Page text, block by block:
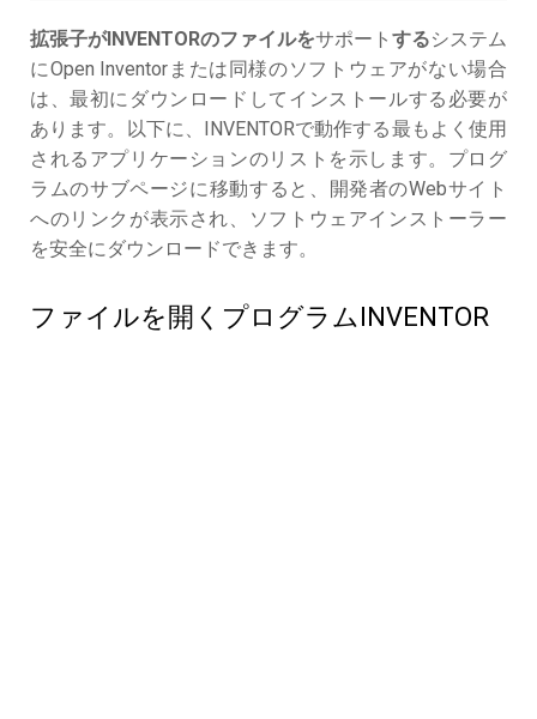
拡張子がINVENTORのファイルをサポート するシステム
にOpen Inventorまたは同様のソフトウェアがない場合
は、最初にダウンロードしてインストールする必要が
あります。以下に、INVENTORで動作する最もよく使用
されるアプリケーションのリストを示します。プログ
ラムのサブページに移動すると、開発者のWebサイト
へのリンクが表示され、ソフトウェアインストーラー
を安全にダウンロードできます。
ファイルを開くプログラムINVENTOR